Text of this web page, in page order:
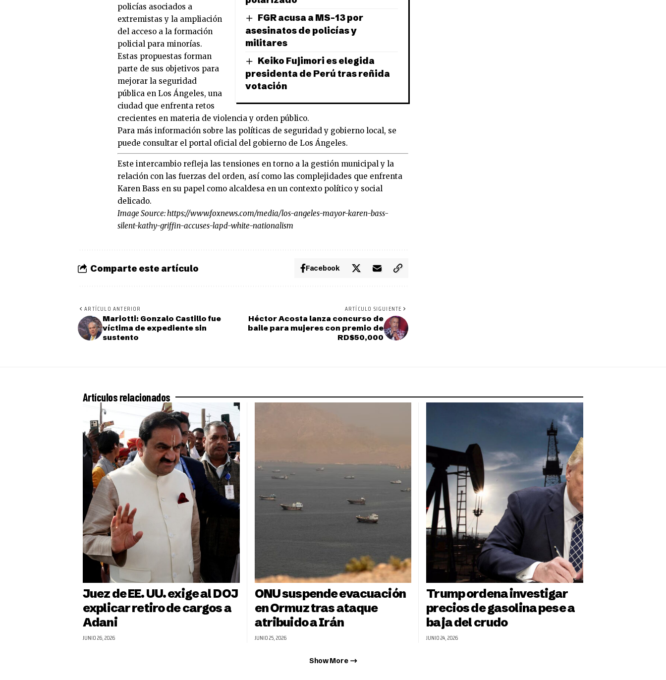
FGR acusa a MS-13 por
asesinatos de policías y
militares
Keiko Fujimori es elegida
presidenta de Perú tras reñida
votación
policías asociados a
extremistas y la ampliación
del acceso a la formación
policial para minorías.
Estas propuestas forman
parte de sus objetivos para
mejorar la seguridad
pública en Los Ángeles, una
ciudad que enfrenta retos
crecientes en materia de violencia y orden público.
Para más información sobre las políticas de seguridad y gobierno local, se
puede consultar el portal oficial del gobierno de Los Ángeles.
Este intercambio refleja las tensiones en torno a la gestión municipal y la
relación con las fuerzas del orden, así como las complejidades que enfrenta
Karen Bass en su papel como alcaldesa en un contexto político y social
delicado.
Image Source:https://www.foxnews.com/media/los-angeles-mayor-karen-bass-
silent-kathy-griffin-accuses-lapd-white-nationalism
Comparte este artículo Facebook
ARTÍCULO ANTERIOR
Mariotti: Gonzalo Castillo fue
víctima de expediente sin
sustento
ARTÍCULO SIGUIENTE
Héctor Acosta lanza concurso de
baile para mujeres con premio de
RD$50,000
Artículos relacionados
Juez de EE. UU. exige al DOJ
explicar retiro de cargos a
Adani
JUNIO 26, 2026
ONU suspende evacuación
en Ormuz tras ataque
atribuido a Irán
JUNIO 25, 2026
Trump ordena investigar
precios de gasolina pese a
baja del crudo
JUNIO 24, 2026
Show More